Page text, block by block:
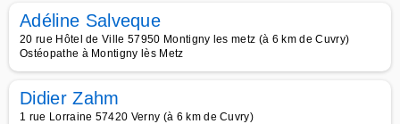
Adéline Salveque
20 rue Hôtel de Ville 57950 Montigny les metz (à 6 km de Cuvry)
Ostéopathe à Montigny lès Metz
Didier Zahm
1 rue Lorraine 57420 Verny (à 6 km de Cuvry)